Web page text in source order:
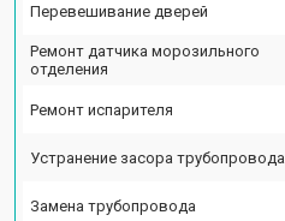
Перевешивание дверей
Ремонт датчика морозильного
отделения
Ремонт испарителя
Устранение засора трубопровода
Замена трубопровода